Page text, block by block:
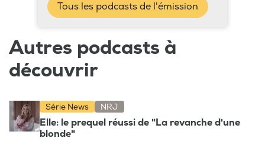
Tous les podcasts de l'émission
Autres podcasts à
découvrir
Série News NRJ
Elle: le prequel réussi de "La revanche d'une
blonde"